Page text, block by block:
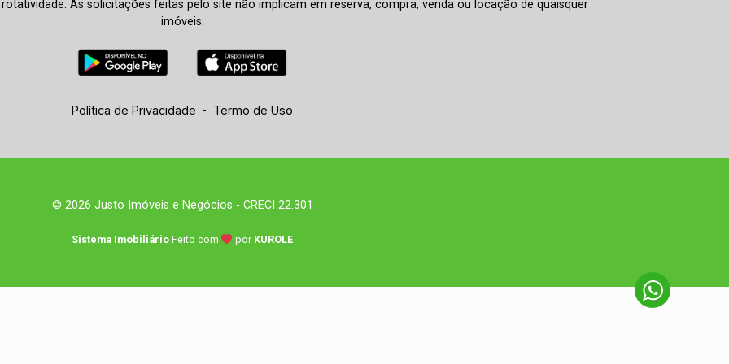
As solicitações feitas pelo site não implicam em reserva, compra, venda ou locação de quaisquer
imóveis.
Política de Privacidade - Termo de Uso
© 2026 Justo Imóveis e Negócios - CRECI 22.301
Sistema Imobiliário Feito com por KUROLE